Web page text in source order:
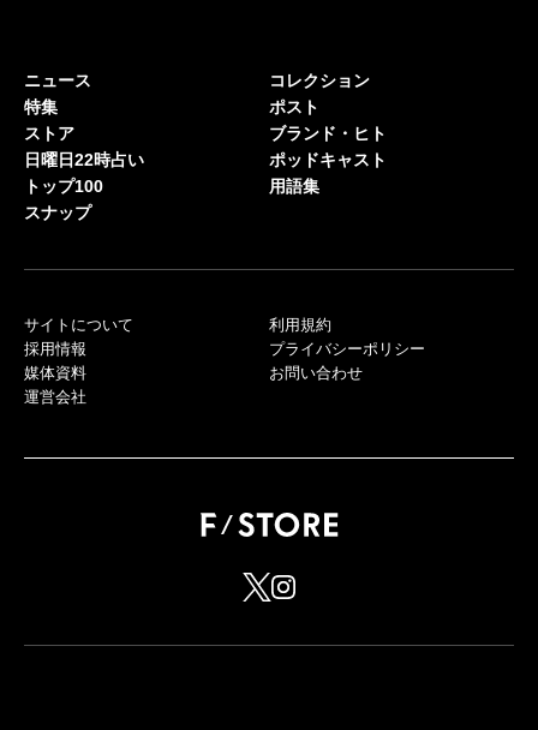
ニュース
特集
ストア
日曜日22時占い
トップ100
スナップ
コレクション
ポスト
ブランド・ヒト
ポッドキャスト
用語集
サイトについて
採用情報
媒体資料
運営会社
利用規約
プライバシーポリシー
お問い合わせ